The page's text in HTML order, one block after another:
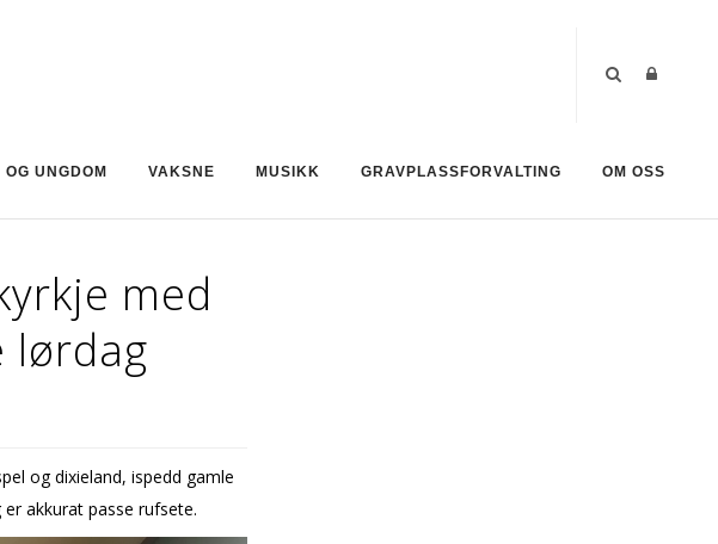
OG UNGDOM VAKSNE MUSIKK GRAVPLASSFORVALTING OM OSS
med
lørdag
og dixieland, ispedd gamle
akkurat passe rufsete.